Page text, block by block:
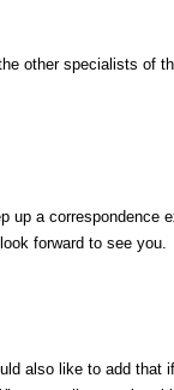
other specialists of
up a correspondence
forward to see you.
also like to add that